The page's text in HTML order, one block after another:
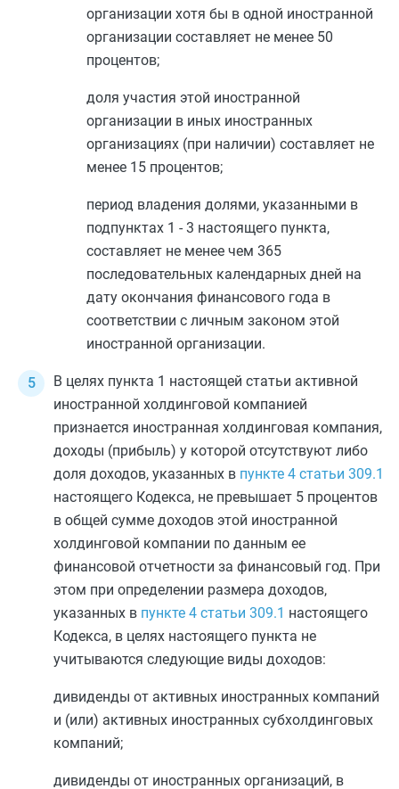
организации хотя бы в одной иностранной
организации составляет не менее 50
процентов;
доля участия этой иностранной
организации в иных иностранных
организациях (при наличии) составляет не
менее 15 процентов;
период владения долями, указанными в
подпунктах 1 - 3 настоящего пункта,
составляет не менее чем 365
последовательных календарных дней на
дату окончания финансового года в
соответствии с личным законом этой
иностранной организации.
В целях пункта 1 настоящей статьи активной
иностранной холдинговой компанией
признается иностранная холдинговая компания,
доходы (прибыль) у которой отсутствуют либо
доля доходов, указанных в пункте 4 статьи 309.1
настоящего Кодекса, не превышает 5 процентов
в общей сумме доходов этой иностранной
холдинговой компании по данным ее
финансовой отчетности за финансовый год. При
этом при определении размера доходов,
указанных в пункте 4 статьи 309.1 настоящего
Кодекса, в целях настоящего пункта не
учитываются следующие виды доходов:
дивиденды от активных иностранных компаний
и (или) активных иностранных субхолдинговых
компаний;
дивиденды от иностранных организаций, в